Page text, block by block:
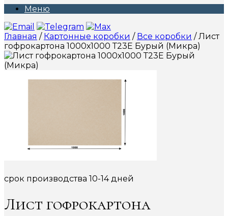
Меню
Главная / Картонные коробки / Все коробки / Лист
гофрокартона 1000х1000 Т23Е Бурый (Микра)
срок производства 10-14 дней
Лист гофрокартона